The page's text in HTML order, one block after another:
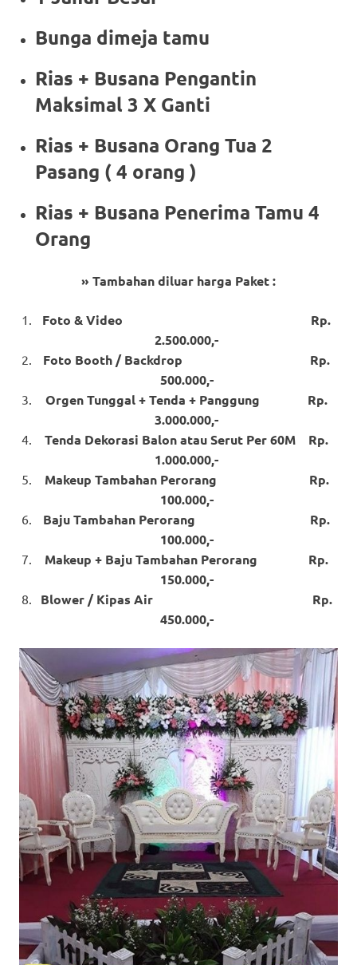
Bunga dimeja tamu
Rias + Busana Pengantin
Maksimal 3 X Ganti
Rias + Busana Orang Tua 2
Pasang ( 4 orang )
Rias + Busana Penerima Tamu 4
Orang
» Tambahan diluar harga Paket :
Foto & Video Rp.
2.500.000,-
Foto Booth / Backdrop Rp.
500.000,-
Orgen Tunggal + Tenda + Panggung Rp.
3.000.000,-
Tenda Dekorasi Balon atau Serut Per 60M Rp.
1.000.000,-
Makeup Tambahan Perorang Rp.
100.000,-
Baju Tambahan Perorang Rp.
100.000,-
Makeup + Baju Tambahan Perorang Rp.
150.000,-
Blower / Kipas Air Rp.
450.000,-